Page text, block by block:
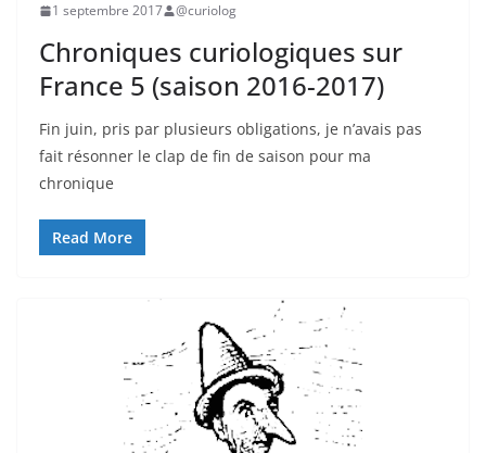
1 septembre 2017 @curiolog
Chroniques curiologiques sur
France 5 (saison 2016-2017)
Fin juin, pris par plusieurs obligations, je n’avais pas
fait résonner le clap de fin de saison pour ma
chronique
Read More